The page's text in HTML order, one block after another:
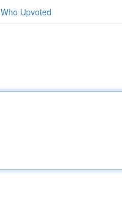
Who Upvoted